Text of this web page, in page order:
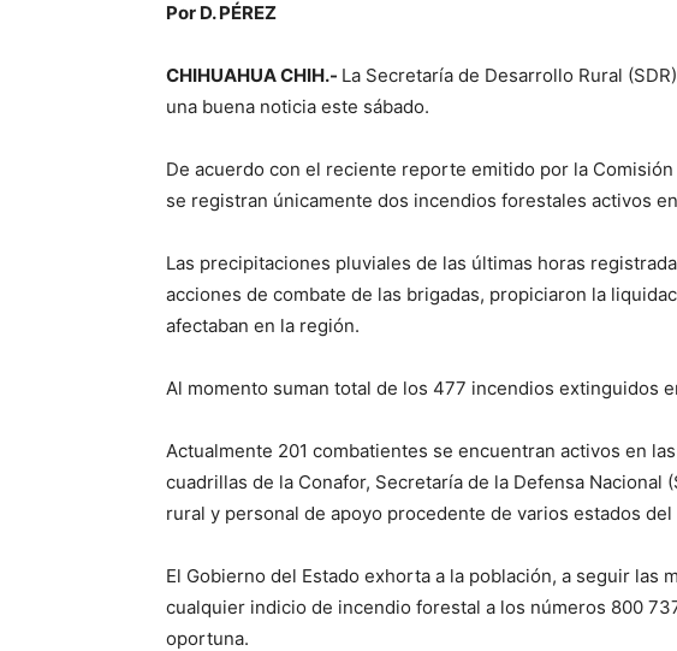
Por D. PÉREZ
CHIHUAHUA CHIH.- La Secretaría de Desarrollo Rural
una buena noticia este sábado.
De acuerdo con el reciente reporte emitido por la
se registran únicamente dos incendios forestales activos
Las precipitaciones pluviales de las últimas horas
acciones de combate de las brigadas, propiciaron la
afectaban en la región.
Al momento suman total de los 477 incendios extinguidos
Actualmente 201 combatientes se encuentran activos en
cuadrillas de la Conafor, Secretaría de la Defensa Nacional
rural y personal de apoyo procedente de varios estados del
El Gobierno del Estado exhorta a la población, a seguir las
cualquier indicio de incendio forestal a los números 800
oportuna.